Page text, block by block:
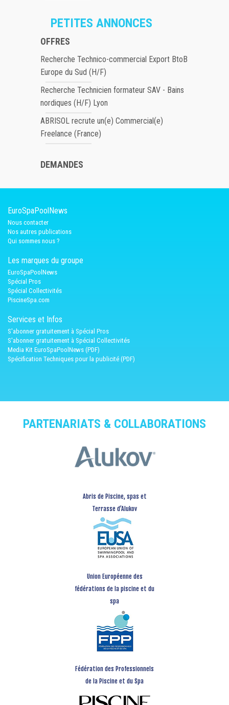
PETITES ANNONCES
OFFRES
Recherche Technico-commercial Export BtoB
Europe du Sud (H/F)
Recherche Technicien formateur SAV - Bains
nordiques (H/F) Lyon
ABRISOL recrute un(e) Commercial(e)
Freelance (France)
DEMANDES
EuroSpaPoolNews
Nous contacter
Nos autres publications
Qui sommes nous ?
Les marques du groupe
EuroSpaPoolNews
Spécial Pros
Spécial Collectivités
PiscineSpa.com
Services et Infos
S'abonner gratuitement à Spécial Pros
S'abonner gratuitement à Spécial Collectivités
Media Kit EuroSpaPoolNews (PDF)
Spécification Techniques pour la publicité (PDF)
PARTENARIATS & COLLABORATIONS
Abris de Piscine, spas et
Terrasse d’Alukov
Union Européenne des
fédérations de la piscine et du
spa
Fédération des Professionnels
de la Piscine et du Spa